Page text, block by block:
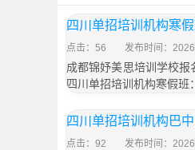
四川单招培训机构寒
点击：56 发布时间：
成都锦妤美思培训学校报
四川单招培训机构寒假班
四川单招培训机构巴
点击：92 发布时间：